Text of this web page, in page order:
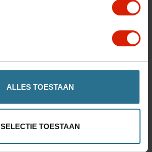
ALLES TOESTAAN
SELECTIE TOESTAAN